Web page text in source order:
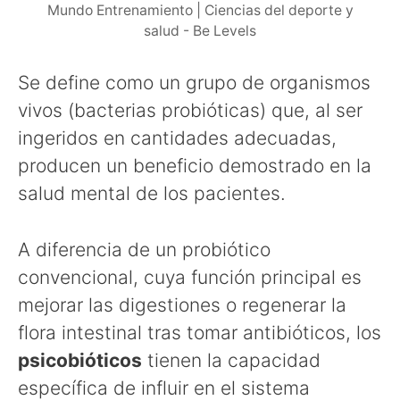
Mundo Entrenamiento | Ciencias del deporte y
salud - Be Levels
Se define como un grupo de organismos
vivos (bacterias probióticas) que, al ser
ingeridos en cantidades adecuadas,
producen un beneficio demostrado en la
salud mental de los pacientes.
A diferencia de un probiótico
convencional, cuya función principal es
mejorar las digestiones o regenerar la
flora intestinal tras tomar antibióticos, los
psicobióticos tienen la capacidad
específica de influir en el sistema